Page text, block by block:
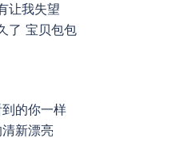
让我失望
了 宝贝包包
的你一样
新漂亮